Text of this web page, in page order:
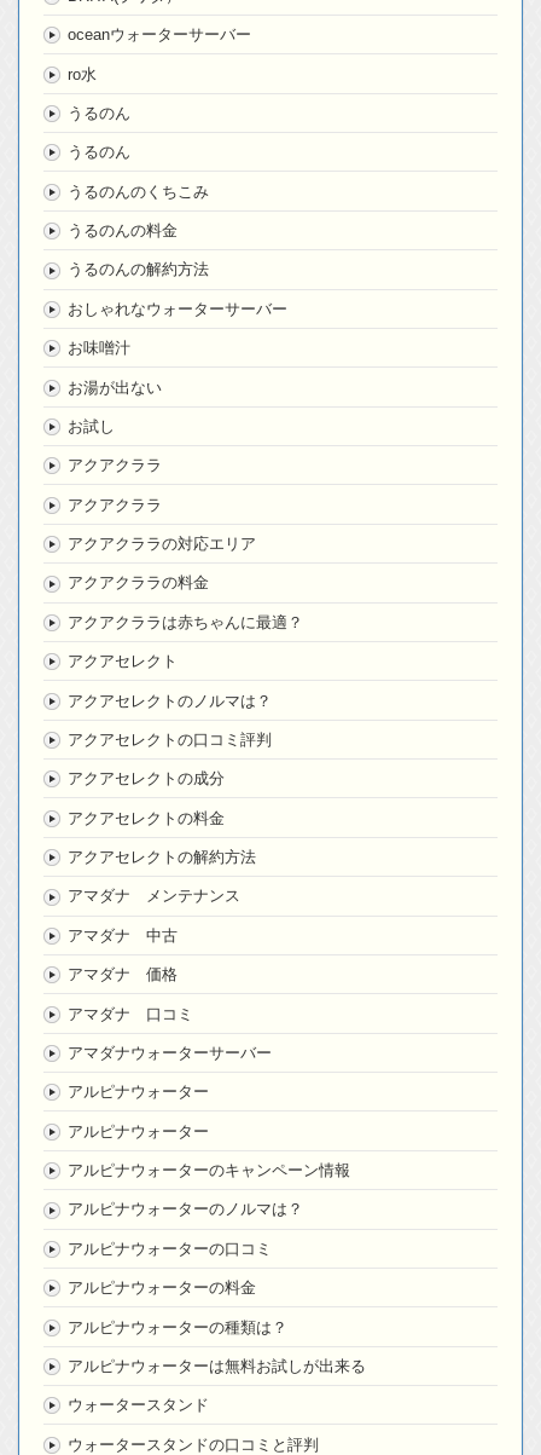
oceanウォーターサーバー
ro水
うるのん
うるのん
うるのんのくちこみ
うるのんの料金
うるのんの解約方法
おしゃれなウォーターサーバー
お味噌汁
お湯が出ない
お試し
アクアクララ
アクアクララ
アクアクララの対応エリア
アクアクララの料金
アクアクララは赤ちゃんに最適？
アクアセレクト
アクアセレクトのノルマは？
アクアセレクトの口コミ評判
アクアセレクトの成分
アクアセレクトの料金
アクアセレクトの解約方法
アマダナ メンテナンス
アマダナ 中古
アマダナ 価格
アマダナ 口コミ
アマダナウォーターサーバー
アルピナウォーター
アルピナウォーター
アルピナウォーターのキャンペーン情報
アルピナウォーターのノルマは？
アルピナウォーターの口コミ
アルピナウォーターの料金
アルピナウォーターの種類は？
アルピナウォーターは無料お試しが出来る
ウォータースタンド
ウォータースタンドの口コミと評判